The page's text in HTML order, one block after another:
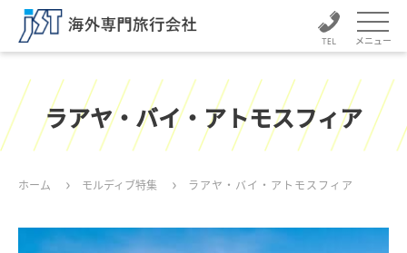
メニュー
ラアヤ・バイ・アトモスフィア
ホーム モルディブ特集 ラアヤ・バイ・アトモスフィア